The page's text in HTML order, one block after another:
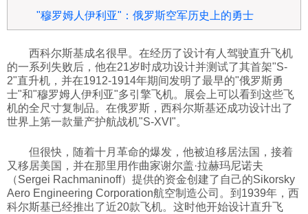
历史
体育
旅游
视听
"穆罗姆人伊利亚"：俄罗斯空军历史上的勇士
西科尔斯基成名很早。在经历了设计有人驾驶直升飞机
的一系列失败后，他在21岁时成功设计并测试了其首架"S-
2"直升机，并在1912-1914年期间发明了最早的"俄罗斯勇
士"和"穆罗姆人伊利亚"多引擎飞机。展会上可以看到这些飞
机的全尺寸复制品。在俄罗斯，西科尔斯基还成功设计出了
世界上第一款量产护航战机"S-XVI"。
但很快，随着十月革命的爆发，他被迫移居法国，接着
又移居美国，并在那里用作曲家谢尔盖·拉赫玛尼诺夫
（Sergei Rachmaninoff）提供的资金创建了自己的Sikorsky
Aero Engineering Corporation航空制造公司。到1939年，西
科尔斯基已经推出了近20款飞机。这时他开始设计直升飞